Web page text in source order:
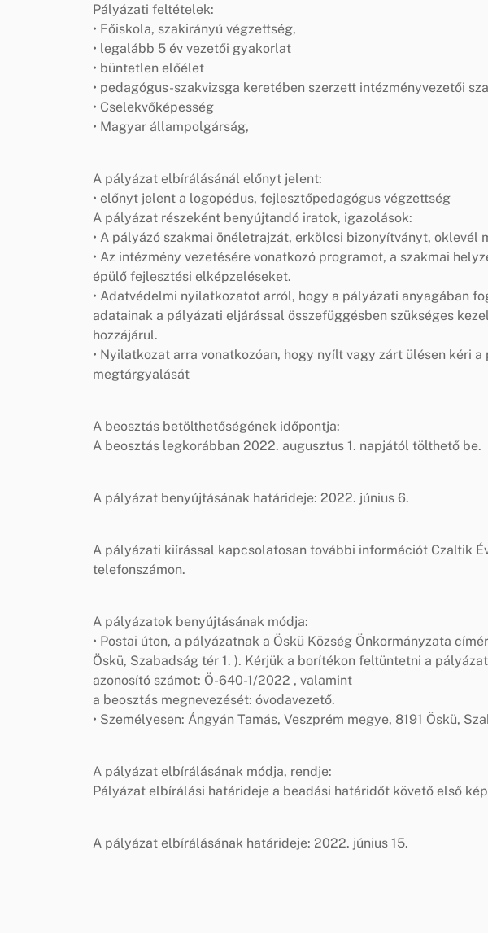
Pályázati feltételek:
• Főiskola, szakirányú végzettség,
• legalább 5 év vezetői gyakorlat
• büntetlen előélet
• pedagógus-szakvizsga keretében szerzett intézményvezetői
• Cselekvőképesség
• Magyar állampolgárság,
A pályázat elbírálásánál előnyt jelent:
• előnyt jelent a logopédus, fejlesztőpedagógus végzettség
A pályázat részeként benyújtandó iratok, igazolások:
• A pályázó szakmai önéletrajzát, erkölcsi bizonyítványt, oklevél
• Az intézmény vezetésére vonatkozó programot, a szakmai
épülő fejlesztési elképzeléseket.
• Adatvédelmi nyilatkozatot arról, hogy a pályázati anyagában
adatainak a pályázati eljárással összefüggésben szükséges
hozzájárul.
• Nyilatkozat arra vonatkozóan, hogy nyílt vagy zárt ülésen kéri a
megtárgyalását
A beosztás betölthetőségének időpontja:
A beosztás legkorábban 2022. augusztus 1. napjától tölthető be.
A pályázat benyújtásának határideje: 2022. június 6.
A pályázati kiírással kapcsolatosan további információt Czaltik
telefonszámon.
A pályázatok benyújtásának módja:
• Postai úton, a pályázatnak a Öskü Község Önkormányzata
Öskü, Szabadság tér 1. ). Kérjük a borítékon feltüntetni a
azonosító számot: Ö-640-1/2022 , valamint
a beosztás megnevezését: óvodavezető.
• Személyesen: Ángyán Tamás, Veszprém megye, 8191 Öskü,
A pályázat elbírálásának módja, rendje:
Pályázat elbírálási határideje a beadási határidőt követő első
A pályázat elbírálásának határideje: 2022. június 15.